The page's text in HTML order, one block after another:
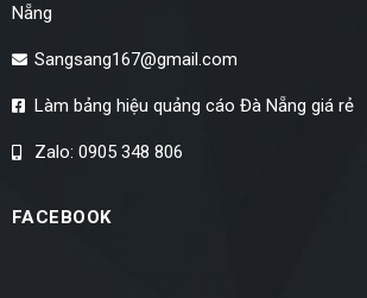
Nẵng
Sangsang167@gmail.com
Làm bảng hiệu quảng cáo Đà Nẵng giá rẻ
Zalo: 0905 348 806
FACEBOOK